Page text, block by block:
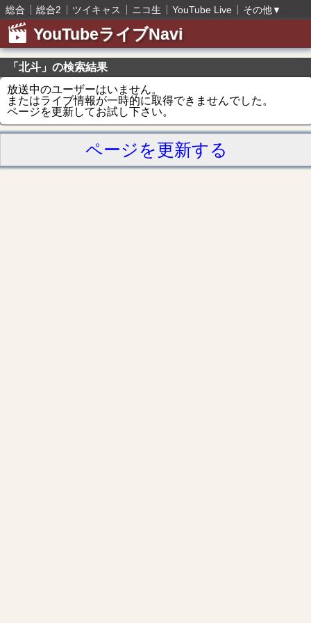
総合 総合2 ツイキャス ニコ生 YouTube Live その他▼
YouTubeライブNavi
「北斗」の検索結果
放送中のユーザーはいません。
またはライブ情報が一時的に取得できませんでした。
ページを更新してお試し下さい。
ページを更新する